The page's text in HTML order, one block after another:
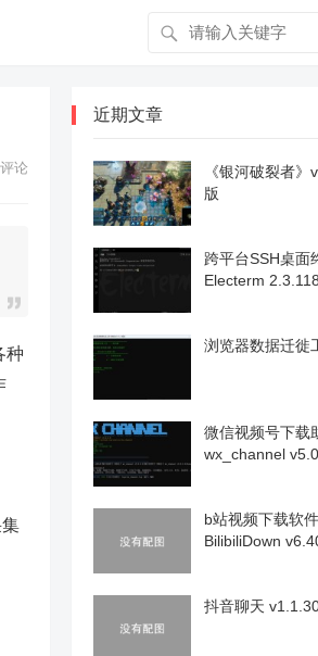
评论
种
近期文章
《银河破裂者》
版
跨平台SSH桌面
Electerm
浏览器数据迁徙
微信视频号下载
wx_channel
b站视频下载软件
BilibiliDown
抖音聊天